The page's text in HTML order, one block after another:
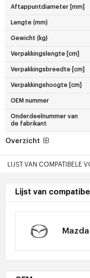
Aftappuntdiameter [mm]
Lengte (mm)
Gewicht (kg)
Verpakkingslengte [cm]
Verpakkingsbreedte [cm]
Verpakkingshoogte [cm]
OEM nummer
Onderdeelnummer van
de fabrikant
Overzicht
LIJST VAN COMPATIBELE
Lijst van
Mazda